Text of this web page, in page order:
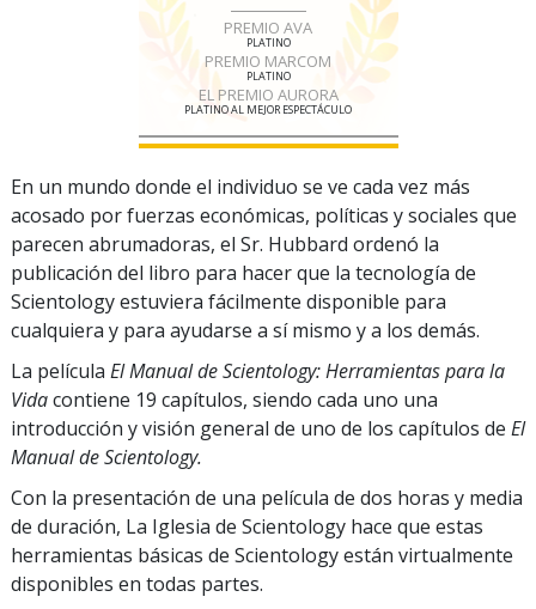
PREMIO AVA
PLATINO
PREMIO MARCOM
PLATINO
EL PREMIO AURORA
PLATINO AL MEJOR ESPECTÁCULO
En un mundo donde el individuo se ve cada vez más
acosado por fuerzas económicas, políticas y sociales que
parecen abrumadoras, el Sr. Hubbard ordenó la
publicación del libro para hacer que la tecnología de
Scientology estuviera fácilmente disponible para
cualquiera y para ayudarse a sí mismo y a los demás.
La película El Manual de Scientology: Herramientas para la
Vidacontiene 19 capítulos, siendo cada uno una
introducción y visión general de uno de los capítulos de El
Manual de Scientology.
Con la presentación de una película de dos horas y media
de duración, La Iglesia de Scientology hace que estas
herramientas básicas de Scientology están virtualmente
disponibles en todas partes.